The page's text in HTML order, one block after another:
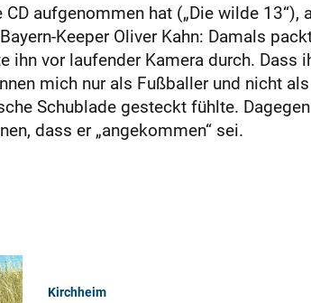
aufgenommen hat („Die wilde
Keeper Oliver Kahn: Damals
vor laufender Kamera durch. Dass
mich nur als Fußballer und nicht
Schublade gesteckt fühlte.
dass er „angekommen“ sei.
Kirchheim